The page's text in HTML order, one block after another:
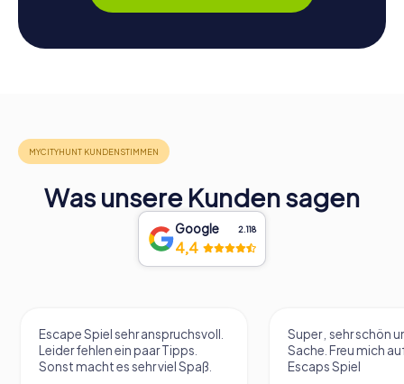
Was unsere Kunden sagen
Google 2.118
4,4
Escape Spiel sehr anspruchsvoll.
Leider fehlen ein paar Tipps.
Sonst macht es sehr viel Spaß.
Super , sehr schön
Sache. Freu mich
Escaps Spiel